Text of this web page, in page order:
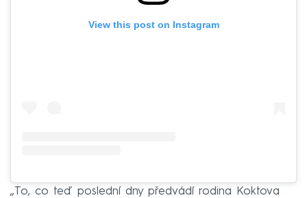
View this post on Instagram
„To, co teď poslední dny předvádí rodina Koktova